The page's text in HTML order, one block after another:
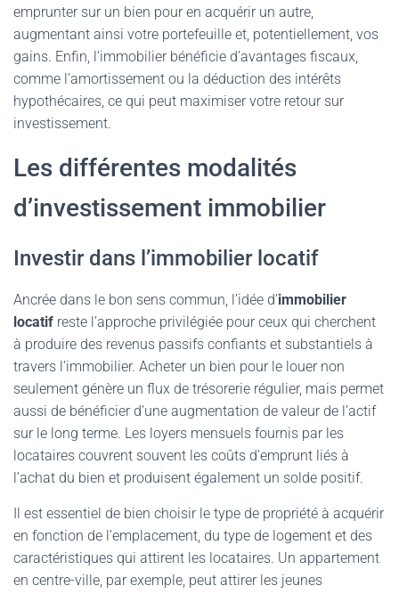
emprunter sur un bien pour en acquérir un autre,
augmentant ainsi votre portefeuille et, potentiellement, vos
gains. Enfin, l’immobilier bénéficie d’avantages fiscaux,
comme l’amortissement ou la déduction des intérêts
hypothécaires, ce qui peut maximiser votre retour sur
investissement.
Les différentes modalités
d’investissement immobilier
Investir dans l’immobilier locatif
Ancrée dans le bon sens commun, l’idée d’immobilier
locatif reste l’approche privilégiée pour ceux qui cherchent
à produire des revenus passifs confiants et substantiels à
travers l’immobilier. Acheter un bien pour le louer non
seulement génère un flux de trésorerie régulier, mais permet
aussi de bénéficier d’une augmentation de valeur de l’actif
sur le long terme. Les loyers mensuels fournis par les
locataires couvrent souvent les coûts d’emprunt liés à
l’achat du bien et produisent également un solde positif.
Il est essentiel de bien choisir le type de propriété à acquérir
en fonction de l’emplacement, du type de logement et des
caractéristiques qui attirent les locataires. Un appartement
en centre-ville, par exemple, peut attirer les jeunes